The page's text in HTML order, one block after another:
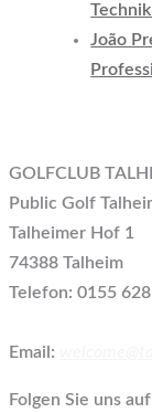
João
GOLFCLUB
Public Golf
Talheimer Hof 1
74388 Talheim
Telefon: 0155
Email:
Folgen Sie uns